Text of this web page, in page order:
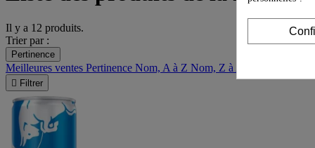
Il y a 12 produits.
Trier par :
Pertinence
Meilleures ventes Pertinence Nom, A à Z Nom, Z à A
 Filtrer